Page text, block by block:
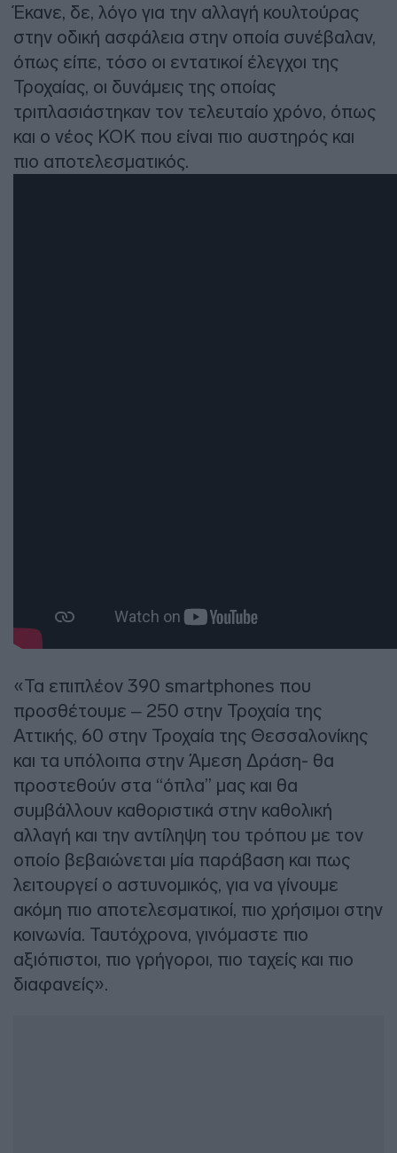
Έκανε, δε, λόγο για την αλλαγή κουλτούρας
στην οδική ασφάλεια στην οποία συνέβαλαν,
όπως είπε, τόσο οι εντατικοί έλεγχοι της
Τροχαίας, οι δυνάμεις της οποίας
τριπλασιάστηκαν τον τελευταίο χρόνο, όπως
και ο νέος ΚΟΚ που είναι πιο αυστηρός και
πιο αποτελεσματικός.
«Τα επιπλέον 390 smartphones που
προσθέτουμε – 250 στην Τροχαία της
Αττικής, 60 στην Τροχαία της Θεσσαλονίκης
και τα υπόλοιπα στην Άμεση Δράση- θα
προστεθούν στα “όπλα” μας και θα
συμβάλλουν καθοριστικά στην καθολική
αλλαγή και την αντίληψη του τρόπου με τον
οποίο βεβαιώνεται μία παράβαση και πως
λειτουργεί ο αστυνομικός, για να γίνουμε
ακόμη πιο αποτελεσματικοί, πιο χρήσιμοι στην
κοινωνία. Ταυτόχρονα, γινόμαστε πιο
αξιόπιστοι, πιο γρήγοροι, πιο ταχείς και πιο
διαφανείς».